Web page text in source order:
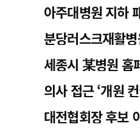
아주대병원 지하
분당러스크재활
세종시 某병원
의사 접근 ‘개원
대전협회장 후보